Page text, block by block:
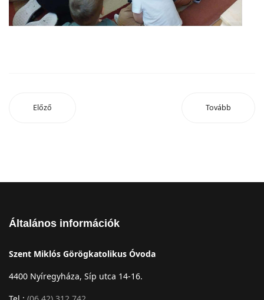
Előző Tovább
Általános információk
Szent Miklós Görögkatolikus Óvoda
4400 Nyíregyháza, Síp utca 14-16.